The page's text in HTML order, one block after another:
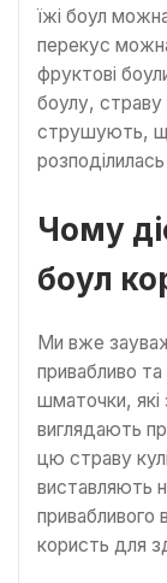
їжі боул
перекус
фруктові
боулу,
струшують,
Чому
боул
Ми вже
привабливо та
шматочки, які
виглядають
цю страву
виставляють
привабливого
користь для